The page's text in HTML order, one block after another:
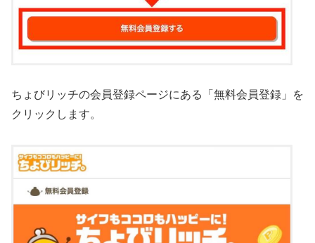
ちょびリッチの会員登録ページにある「無料会員登録」を
クリックします。